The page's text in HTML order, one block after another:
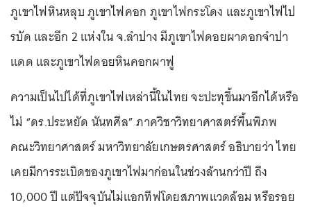
ภูเขาไฟหินหลุบ ภูเขาไฟคอก ภูเขาไฟกระโดง และภูเขาไฟไป
รบัด และอีก 2 แห่งใน จ.ลำปาง มีภูเขาไฟดอยผาดอกจำปา
แดด และภูเขาไฟดอยหินคอกผาฟู
ความเป็นไปได้ที่ภูเขาไฟเหล่านี้ในไทย จะปะทุขึ้นมาอีกได้หรือ
ไม่ “ดร.ประหยัด นันทศีล” ภาควิชาวิทยาศาสตร์พื้นพิภพ
คณะวิทยาศาสตร์ มหาวิทยาลัยเกษตรศาสตร์ อธิบายว่า ไทย
เคยมีการระเบิดของภูเขาไฟมาก่อนในช่วงล้านกว่าปี ถึง
10,000 ปี แต่ปัจจุบันไม่แอกทีฟโดยสภาพแวดล้อม หรือรอย